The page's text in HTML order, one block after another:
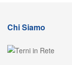
Chi Siamo